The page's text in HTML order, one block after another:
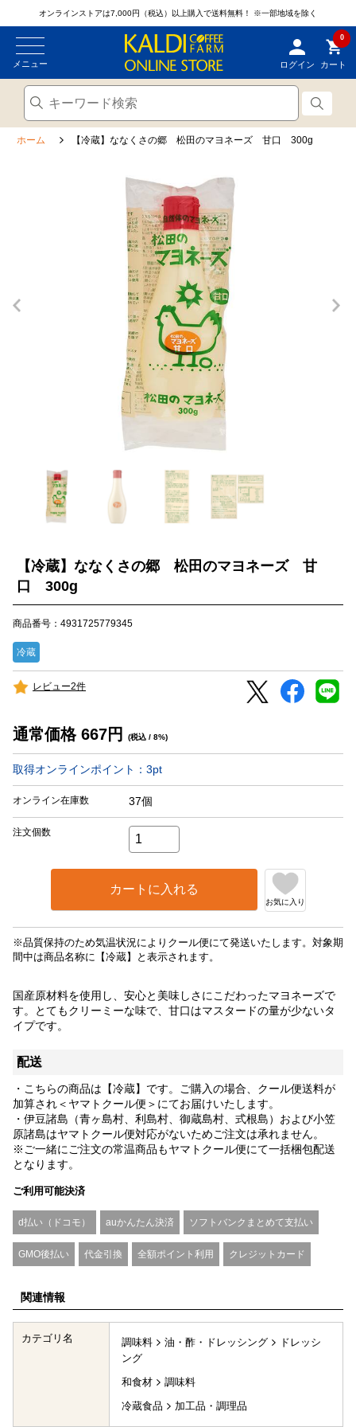
オンラインストアは7,000円（税込）以上購入で送料無料！ ※一部地域を除く
メニュー ログイン
0
カート
ホーム 【冷蔵】ななくさの郷 松田のマヨネーズ 甘口 300g
【冷蔵】ななくさの郷 松田のマヨネーズ 甘
口 300g
商品番号：4931725779345
冷蔵
レビュー2件
通常価格 667円 (税込 / 8%)
取得オンラインポイント： 3pt
オンライン在庫数 37個
注文個数
カートに入れる
お気に入り
※品質保持のため気温状況によりクール便にて発送いたします。対象期
間中は商品名称に【冷蔵】と表示されます。
国産原材料を使用し、安心と美味しさにこだわったマヨネーズで
す。とてもクリーミーな味で、甘口はマスタードの量が少ないタ
イプです。
配送
・こちらの商品は【冷蔵】です。ご購入の場合、クール便送料が
加算され＜ヤマトクール便＞にてお届けいたします。
・伊豆諸島（青ヶ島村、利島村、御蔵島村、式根島）および小笠
原諸島はヤマトクール便対応がないためご注文は承れません。
※ご一緒にご注文の常温商品もヤマトクール便にて一括梱包配送
となります。
ご利用可能決済
d払い（ドコモ） auかんたん決済 ソフトバンクまとめて支払い
GMO後払い 代金引換 全額ポイント利用 クレジットカード
関連情報
カテゴリ名 調味料 油・酢・ドレッシング
ドレッシ
ング
和食材
調味料
冷蔵食品
加工品・調理品